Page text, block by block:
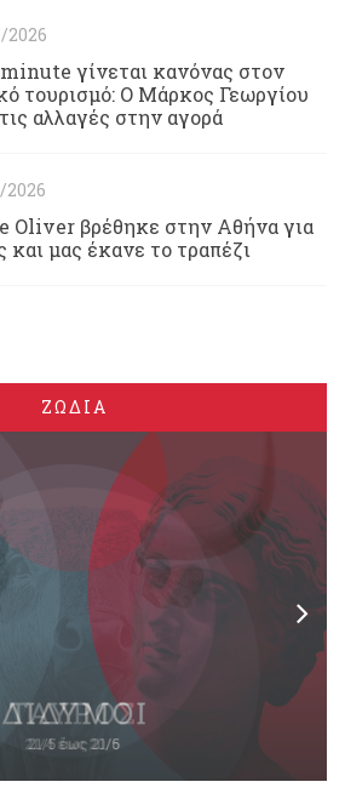
2026
γίνεται κανόνας στον
τουρισμό: Ο Μάρκος Γεωργίου
αλλαγές στην αγορά
2026
Oliver βρέθηκε στην Αθήνα για
και μας έκανε το τραπέζι
ΖΩΔΙΑ